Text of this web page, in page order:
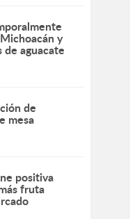
y
aguacate
de
mesa
positiva
fruta